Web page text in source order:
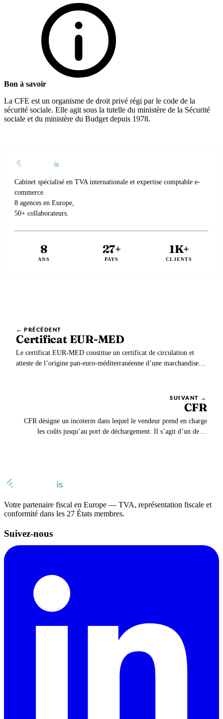
Bon à savoir
La CFE est un organisme de droit privé régi par le code de la
sécurité sociale. Elle agit sous la tutelle du ministère de la Sécurité
sociale et du ministère du Budget depuis 1978.
Cabinet spécialisé en TVA internationale et expertise comptable e-
commerce.
8 agences en Europe,
50+ collaborateurs.
8
ANS
27+
PAYS
1K+
CLIENTS
← PRÉCÉDENT
Certificat EUR-MED
Le certificat EUR-MED constitue un certificat de circulation et
atteste de l’origine pan-euro-méditerranéenne d’une marchandise. Il
SUIVANT →
CFR
CFR désigne un incoterm dans lequel le vendeur prend en charge
les coûts jusqu’au port de déchargement. Il s’agit d’un des 4
Votre partenaire fiscal en Europe — TVA, représentation fiscale et
conformité dans les 27 États membres.
Suivez-nous